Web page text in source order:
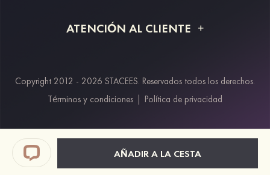
AÑADIR A LA CESTA
Devoluciones y reembolsos
ATENCIÓN AL CLIENTE
Métodos de pago
Klarna
Paypal
Descuento estudiantes & trabajadores clave
Copyright 2012 - 2026 STACEES. Reservados todos los derechos.
Términos y condiciones | Política de privacidad